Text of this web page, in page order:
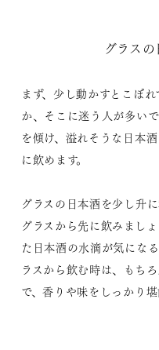
グラス
まず、少し動かすとこぼ
か、そこに迷う人が多い
を傾け、溢れそうな日本
に飲めます。
グラスの日本酒を少し升
グラスから先に飲みまし
た日本酒の水滴が気にな
ラスから飲む時は、もち
で、香りや味をしっかり堪